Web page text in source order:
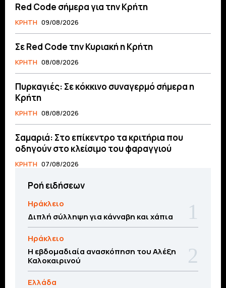
Red Code σήμερα για την Κρήτη
ΚΡΗΤΗ 09/08/2026
Σε Red Code την Κυριακή η Κρήτη
ΚΡΗΤΗ 08/08/2026
Πυρκαγιές: Σε κόκκινο συναγερμό σήμερα η
Κρήτη
ΚΡΗΤΗ 08/08/2026
Σαμαριά: Στο επίκεντρο τα κριτήρια που
οδηγούν στο κλείσιμο του φαραγγιού
ΚΡΗΤΗ 07/08/2026
Ροή ειδήσεων
Ηράκλειο
Διπλή σύλληψη για κάνναβη και χάπια
Ηράκλειο
Η εβδομαδιαία ανασκόπηση του Αλέξη
Καλοκαιρινού
Ελλάδα